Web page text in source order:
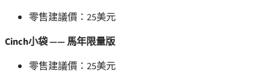
零售建議價：25美元
Cinch小袋 —— 馬年限量版
零售建議價：25美元